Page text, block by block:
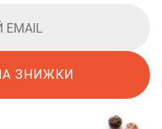
ЗНИЖКИ